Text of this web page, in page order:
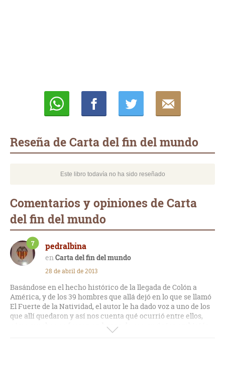
Reseña de Carta del fin del mundo
Este libro todavía no ha sido reseñado
Comentarios y opiniones de Carta
del fin del mundo
pedralbina
Carta del fin del mundo
7
28 de abril de 2013
Basándose en el hecho histórico de la llegada de Colón a
América, y de los 39 hombres que allá dejó en lo que se llamó
El Fuerte de la Natividad, el autor le ha dado voz a uno de los
que allí quedaron y así nos cuenta qué ocurrió entre ellos,
cómo muchos se fueron en busca de oro, su única ambición
y causaron el mal por donde iba pasando. El que cuenta la